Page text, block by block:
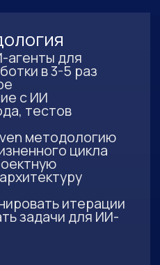
с GitHub